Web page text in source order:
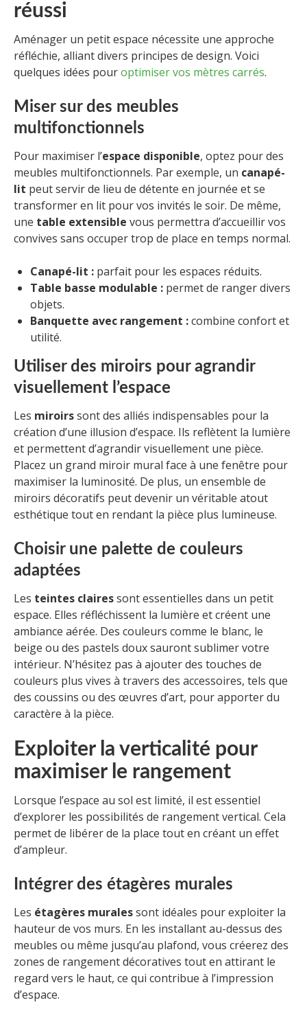
réussi
Aménager un petit espace nécessite une approche
réfléchie, alliant divers principes de design. Voici
quelques idées pouroptimiser vos mètres carrés.
Miser sur des meubles
multifonctionnels
Pour maximiser l’espace disponible, optez pour des
meubles multifonctionnels. Par exemple, un canapé-
lit peut servir de lieu de détente en journée et se
transformer en lit pour vos invités le soir. De même,
une table extensible vous permettra d’accueillir vos
convives sans occuper trop de place en temps normal.
Canapé-lit : parfait pour les espaces réduits.
Table basse modulable : permet de ranger divers
objets.
Banquette avec rangement :combine confort et
utilité.
Utiliser des miroirs pour agrandir
visuellement l’espace
Les miroirssont des alliés indispensables pour la
création d’une illusion d’espace. Ils reflètent la lumière
et permettent d’agrandir visuellement une pièce.
Placez un grand miroir mural face à une fenêtre pour
maximiser la luminosité. De plus, un ensemble de
miroirs décoratifs peut devenir un véritable atout
esthétique tout en rendant la pièce plus lumineuse.
Choisir une palette de couleurs
adaptées
Les teintes clairessont essentielles dans un petit
espace. Elles réfléchissent la lumière et créent une
ambiance aérée. Des couleurs comme le blanc, le
beige ou des pastels doux sauront sublimer votre
intérieur. N’hésitez pas à ajouter des touches de
couleurs plus vives à travers des accessoires, tels que
des coussins ou des œuvres d’art, pour apporter du
caractère à la pièce.
Exploiter la verticalité pour
maximiser le rangement
Lorsque l’espace au sol est limité, il est essentiel
d’explorer les possibilités de rangement vertical. Cela
permet de libérer de la place tout en créant un effet
d’ampleur.
Intégrer des étagères murales
Les étagères muralessont idéales pour exploiter la
hauteur de vos murs. En les installant au-dessus des
meubles ou même jusqu’au plafond, vous créerez des
zones de rangement décoratives tout en attirant le
regard vers le haut, ce qui contribue à l’impression
d’espace.